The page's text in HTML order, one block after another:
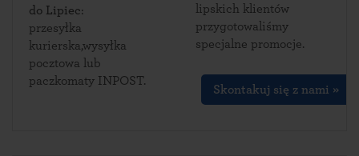
do Lipiec:
przesyłka
kurierska,wysyłka
pocztowa lub
paczkomaty INPOST.
lipskich klientów
przygotowaliśmy
specjalne promocje.
Skontakuj się z nami »